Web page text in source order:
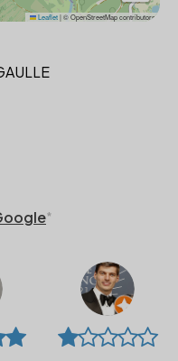
Leaflet|© OpenStreetMap contributors